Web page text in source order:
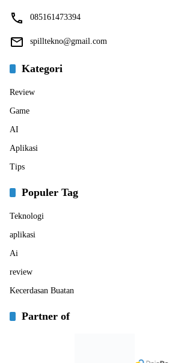
085161473394
spilltekno@gmail.com
Kategori
Review
Game
AI
Aplikasi
Tips
Populer Tag
Teknologi
aplikasi
Ai
review
Kecerdasan Buatan
Partner of